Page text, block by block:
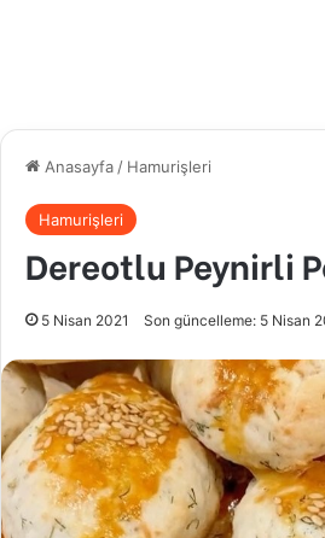
Anasayfa / Hamurişleri
Hamurişleri
Dereotlu Peynirli
5 Nisan 2021 Son güncelleme: 5 Nisan